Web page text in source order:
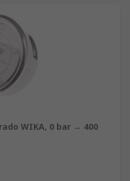
WIKA, 0 bar → 400